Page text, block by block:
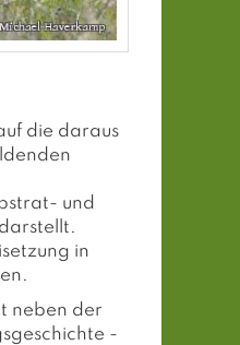
die daraus
und
in
neben der
-